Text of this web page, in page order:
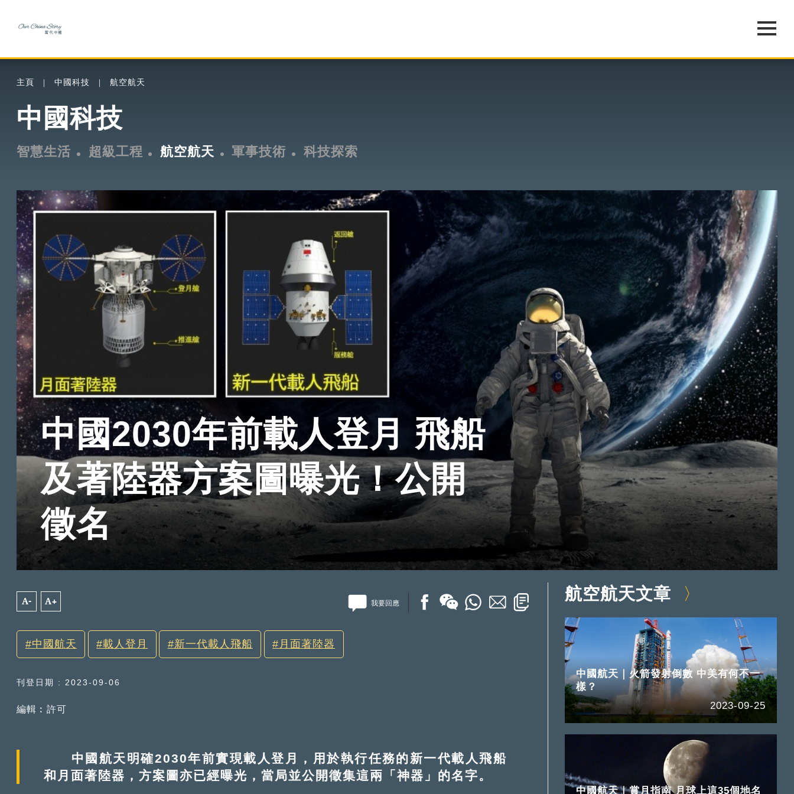
主頁 中國科技 航空航天
中國科技
智慧生活 超級工程 航空航天 軍事技術 科技探索
中國2030年前載人登月 飛船
及著陸器方案圖曝光！公開
徵名
A- A+ 我要回應
中國航天 載人登月 新一代載人飛船 月面著陸器
刊登日期 : 2023-09-06
編輯︰許可
中國航天明確2030年前實現載人登月，用於執行任務的新一代載人飛船
和月面著陸器，方案圖亦已經曝光，當局並公開徵集這兩「神器」的名字。
航空航天文章
中國航天｜火箭發射倒數 中美有何不一
樣？
2023-09-25
中國航天｜賞月指南 月球上這35個地名